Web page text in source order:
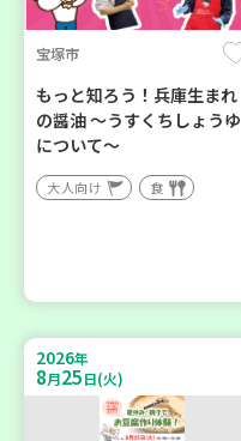
宝塚市
もっと知ろう！兵庫生まれ
の醤油 ～うすくちしょうゆ
について～
大人向け 食
2026年
8月25日(火)